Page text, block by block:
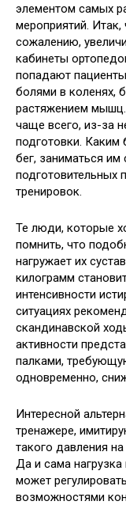
элементом самых
мероприятий. Итак,
сожалению,
кабинеты
попадают
болями в коленях,
растяжением
чаще всего, из-за
подготовки.
бег, заниматься
подготовительных
тренировок.
Те люди, которые
помнить, что
нагружает их
килограмм
интенсивности
ситуациях
скандинавской
активности
палками,
одновременно,
Интересной
тренажере,
такого давления
Да и сама нагрузка
может
возможностями